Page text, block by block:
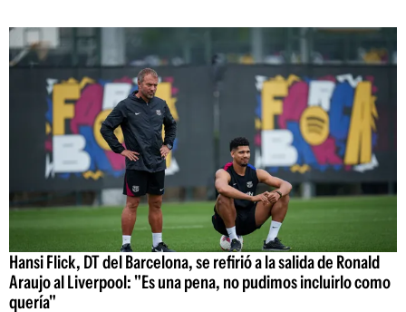
Hansi Flick, DT del Barcelona, se refirió a la salida de Ronald
Araujo al Liverpool: "Es una pena, no pudimos incluirlo como
quería"